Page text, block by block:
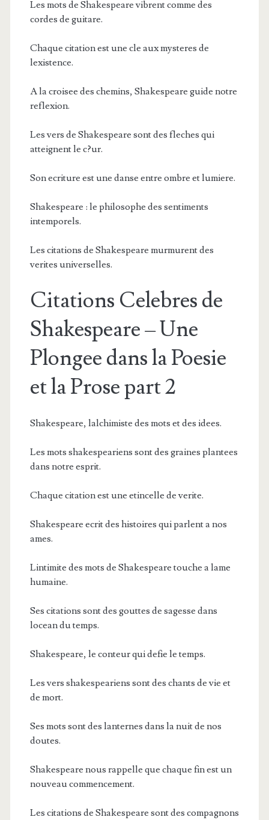
Les mots de Shakespeare vibrent comme des
cordes de guitare.
Chaque citation est une cle aux mysteres de
lexistence.
A la croisee des chemins, Shakespeare guide notre
reflexion.
Les vers de Shakespeare sont des fleches qui
atteignent le c?ur.
Son ecriture est une danse entre ombre et lumiere.
Shakespeare : le philosophe des sentiments
intemporels.
Les citations de Shakespeare murmurent des
verites universelles.
Citations Celebres de
Shakespeare – Une
Plongee dans la Poesie
et la Prose part 2
Shakespeare, lalchimiste des mots et des idees.
Les mots shakespeariens sont des graines plantees
dans notre esprit.
Chaque citation est une etincelle de verite.
Shakespeare ecrit des histoires qui parlent a nos
ames.
Lintimite des mots de Shakespeare touche a lame
humaine.
Ses citations sont des gouttes de sagesse dans
locean du temps.
Shakespeare, le conteur qui defie le temps.
Les vers shakespeariens sont des chants de vie et
de mort.
Ses mots sont des lanternes dans la nuit de nos
doutes.
Shakespeare nous rappelle que chaque fin est un
nouveau commencement.
Les citations de Shakespeare sont des compagnons